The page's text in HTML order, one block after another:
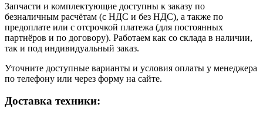
Запчасти и комплектующие доступны к заказу по
безналичным расчётам (с НДС и без НДС), а также по
предоплате или с отсрочкой платежа (для постоянных
партнёров и по договору). Работаем как со склада в наличии,
так и под индивидуальный заказ.
Уточните доступные варианты и условия оплаты у менеджера
по телефону или через форму на сайте.
Доставка техники: